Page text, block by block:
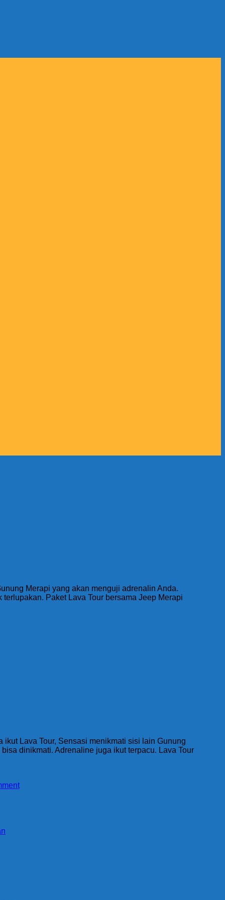
Merapi yang akan menguji adrenalin Anda.
Paket Lava Tour bersama Jeep Merapi
Lava Tour, Sensasi menikmati sisi lain Gunung
dinikmati. Adrenaline juga ikut terpacu. Lava Tour